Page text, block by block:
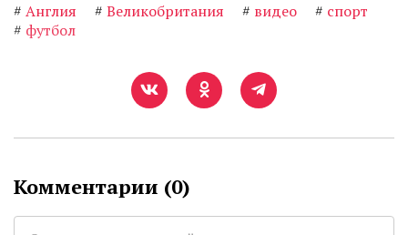
# Англия # Великобритания # видео # спорт
# футбол
Комментарии (0)